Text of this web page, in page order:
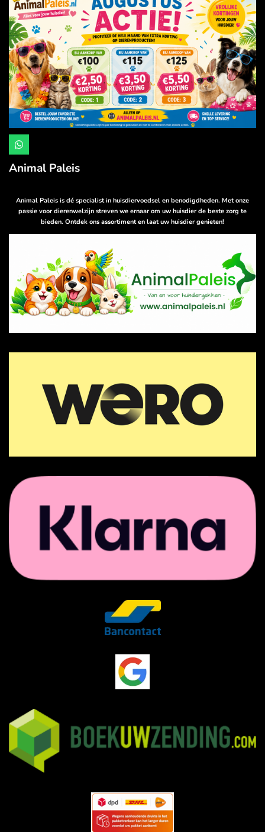
W
h
a
t
p
p
Animal Paleis
Animal Paleis is dé specialist in huisdiervoedsel en benodigdheden. Met onze
passie voor dierenwelzijn streven we ernaar om uw huisdier de beste zorg te
bieden. Ontdek ons assortiment en laat uw huisdier genieten!